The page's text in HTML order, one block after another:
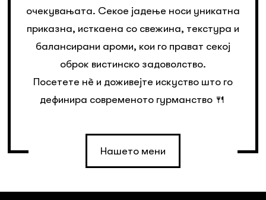
Нашето мени
очекувањата. Секое јадење носи уникатна
приказна, исткаена со свежина, текстура и
балансирани ароми, кои го прават секој
оброк вистинско задоволство.
Посетете нè и доживејте искуство што го
дефинира современото гурманство 🍴